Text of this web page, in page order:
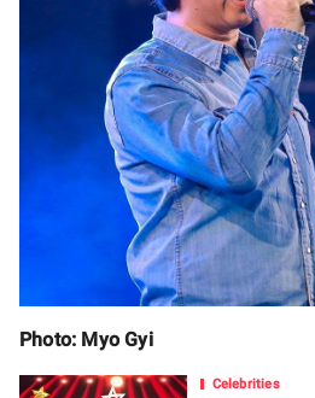
Photo: Myo Gyi
Celebrities